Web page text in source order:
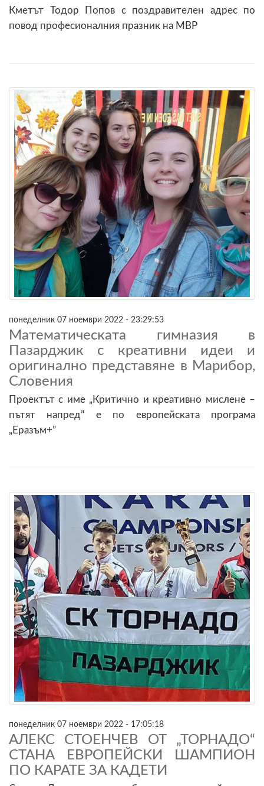
Кметът Тодор Попов с поздравителен адрес по
повод професионалния празник на МВР
понеделник 07 ноември 2022 - 23:29:53
Математическата гимназия в
Пазарджик с креативни идеи и
оригинално представяне в Марибор,
Словения
Проектът с име „Критично и креативно мислене –
пътят напред” е по европейската програма
„Еразъм+”
понеделник 07 ноември 2022 - 17:05:18
АЛЕКС СТОЕНЧЕВ ОТ „ТОРНАДО“
СТАНА ЕВРОПЕЙСКИ ШАМПИОН
ПО КАРАТЕ ЗА КАДЕТИ